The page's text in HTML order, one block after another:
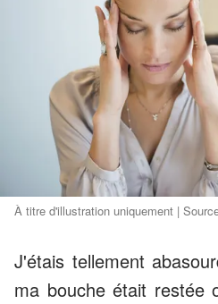
À titre d'illustration uniquement |
J'étais tellement
ma bouche était restée